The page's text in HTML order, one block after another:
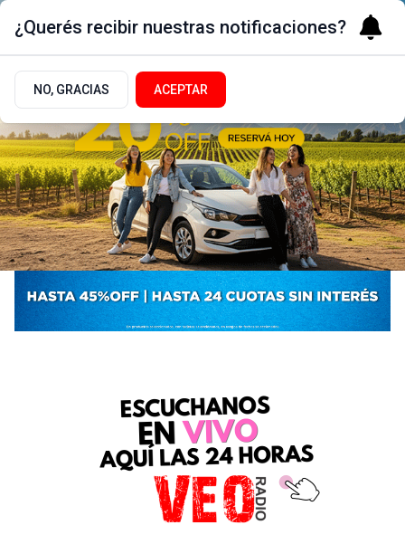
¿Querés recibir nuestras notificaciones?
NO, GRACIAS ACEPTAR